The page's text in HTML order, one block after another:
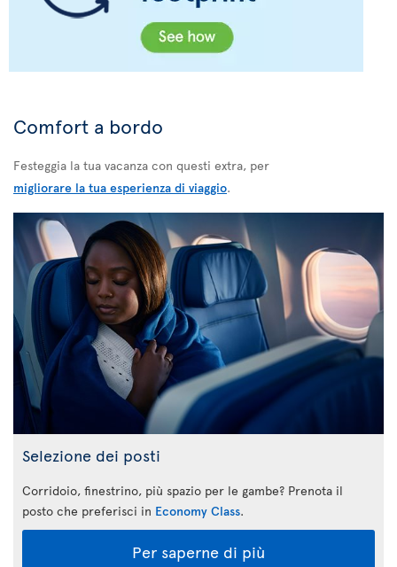
Comfort a bordo
Festeggia la tua vacanza con questi extra, per
migliorare la tua esperienza di viaggio.
Selezione dei posti
Corridoio, finestrino, più spazio per le gambe? Prenota il
posto che preferisci in Economy Class.
Per saperne di più